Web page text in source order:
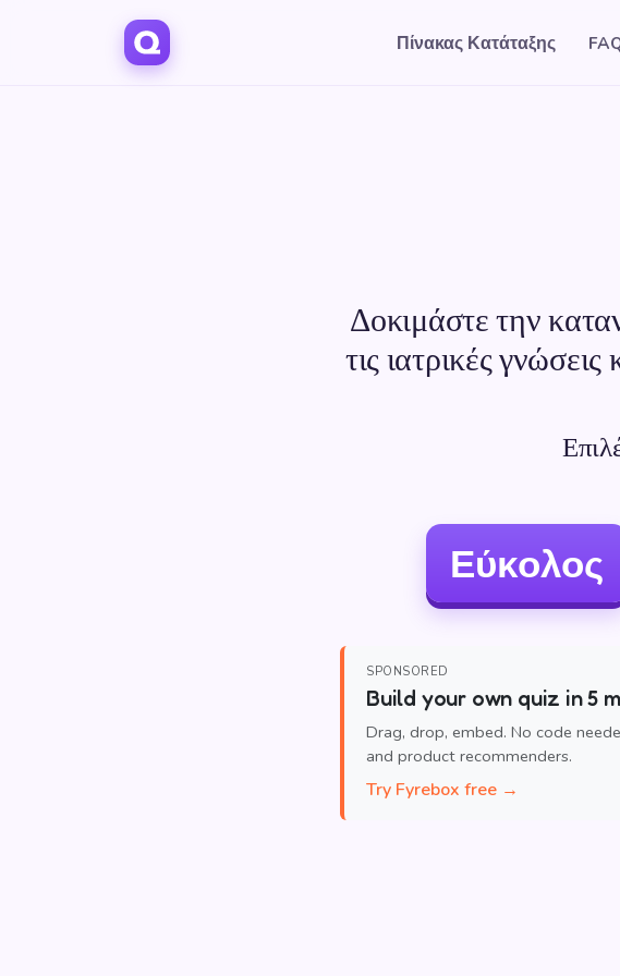
Πίνακας Κατάταξης
Δοκιμάστε την
τις ιατρικές
Εύκολος
SPONSORED
Build your own quiz in 5
Drag, drop, embed. No code
and product recommenders.
Try Fyrebox free →